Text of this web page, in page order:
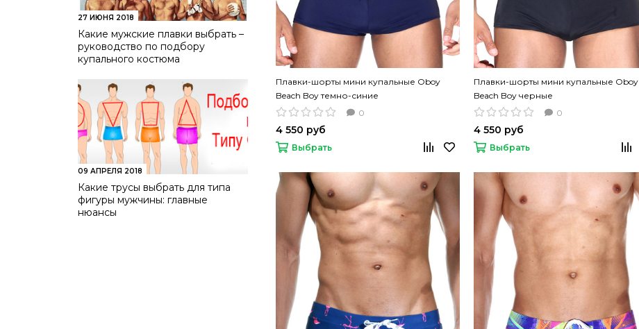
27 ИЮНЯ 2018
Какие мужские плавки выбрать –
руководство по подбору
купального костюма
09 АПРЕЛЯ 2018
Какие трусы выбрать для типа
фигуры мужчины: главные
нюансы
Плавки-шорты мини купальные Oboy
Beach Boy темно-синие
0
4 550 руб
Выбрать
Плавки-шорты мини купальные Oboy
Beach Boy черные
0
4 550 руб
Выбрать